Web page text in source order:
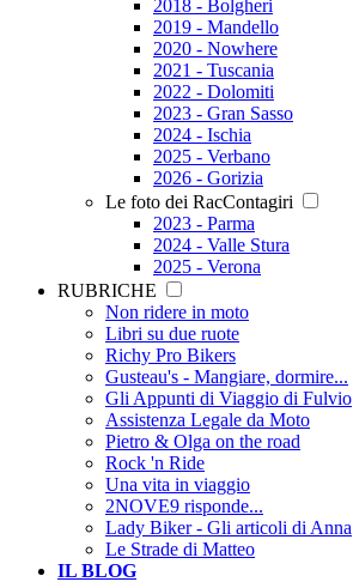
2018 - Bolgheri
2019 - Mandello
2020 - Nowhere
2021 - Tuscania
2022 - Dolomiti
2023 - Gran Sasso
2024 - Ischia
2025 - Verbano
2026 - Gorizia
Le foto dei RacContagiri
2023 - Parma
2024 - Valle Stura
2025 - Verona
RUBRICHE
Non ridere in moto
Libri su due ruote
Richy Pro Bikers
Gusteau's - Mangiare, dormire...
Gli Appunti di Viaggio di Fulvio
Assistenza Legale da Moto
Pietro & Olga on the road
Rock 'n Ride
Una vita in viaggio
2NOVE9 risponde...
Lady Biker - Gli articoli di Anna
Le Strade di Matteo
IL BLOG